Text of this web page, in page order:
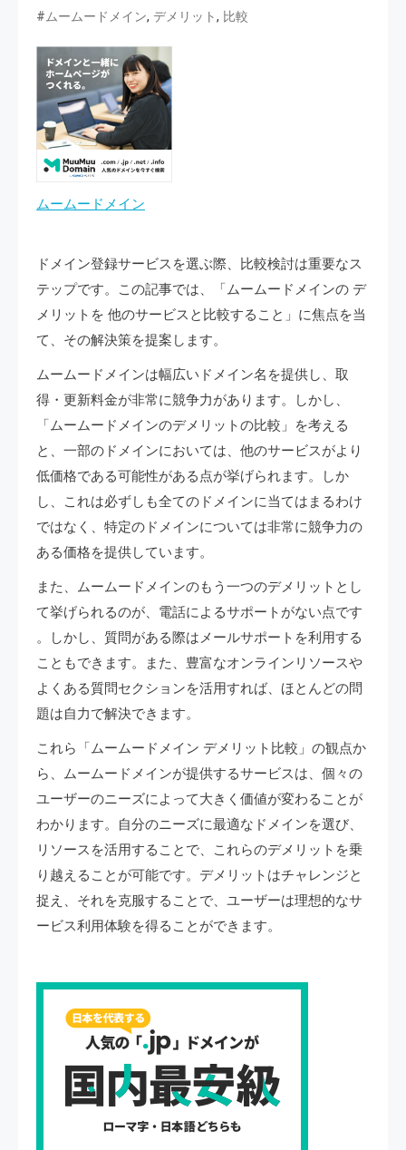
#ムームードメイン, デメリット, 比較
ムームードメイン
ドメイン登録サービスを選ぶ際、比較検討は重要なス
テップです。この記事では、「ムームードメインの デ
メリットを 他のサービスと比較すること」に焦点を当
て、その解決策を提案します。
ムームードメインは幅広いドメイン名を提供し、取
得・更新料金が非常に競争力があります。しかし、
「ムームードメインのデメリットの比較」を考える
と、一部のドメインにおいては、他のサービスがより
低価格である可能性がある点が挙げられます​​。しか
し、これは必ずしも全てのドメインに当てはまるわけ
ではなく、特定のドメインについては非常に競争力の
ある価格を提供しています​。
また、ムームードメインのもう一つのデメリットとし
て挙げられるのが、電話によるサポートがない点です​​
。しかし、質問がある際はメールサポートを利用する
こともできます​​。また、豊富なオンラインリソースや
よくある質問セクションを活用すれば、ほとんどの問
題は自力で解決できます。
これら「ムームードメイン デメリット比較」の観点か
ら、ムームードメインが提供するサービスは、個々の
ユーザーのニーズによって大きく価値が変わることが
わかります。自分のニーズに最適なドメインを選び、
リソースを活用することで、これらのデメリットを乗
り越えることが可能です。デメリットはチャレンジと
捉え、それを克服することで、ユーザーは理想的なサ
ービス利用体験を得ることができます。